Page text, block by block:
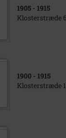
1905 - 1915
Klosterstræde
1900 - 1915
Klosterstræde